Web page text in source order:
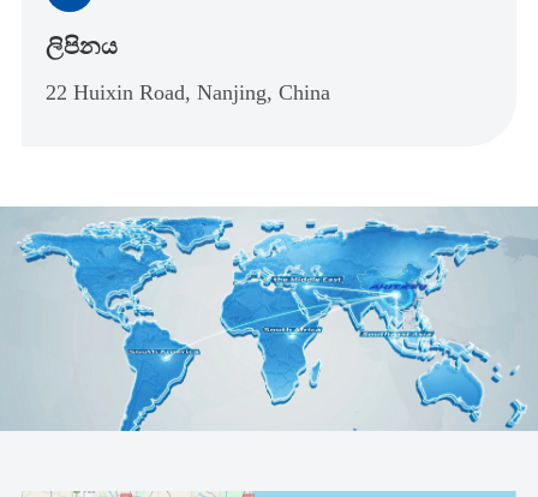
ලිපිනය
22 Huixin Road, Nanjing, China